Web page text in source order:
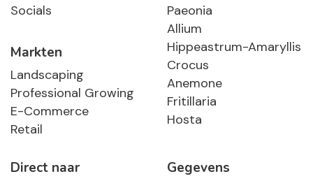
Socials
Markten
Landscaping
Professional Growing
E-Commerce
Retail
Paeonia
Allium
Hippeastrum-Amaryllis
Crocus
Anemone
Fritillaria
Hosta
Direct naar Gegevens